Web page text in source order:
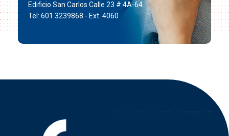
Edificio San Carlos Calle 23 # 4A-64
Tel: 601 3239868 - Ext. 4060